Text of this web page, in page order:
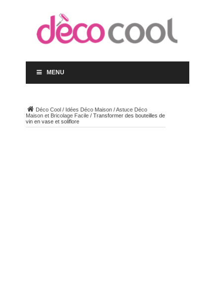
MENU
Déco Cool/ Idées Déco Maison/Astuce Déco
Maison et Bricolage Facile/ Transformer des bouteilles de
vin en vase et soliflore